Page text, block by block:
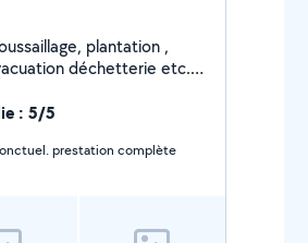
plantation ,
déchetterie etc.
vos jardins. N'hésitez pas
: 5/5
prestation complète